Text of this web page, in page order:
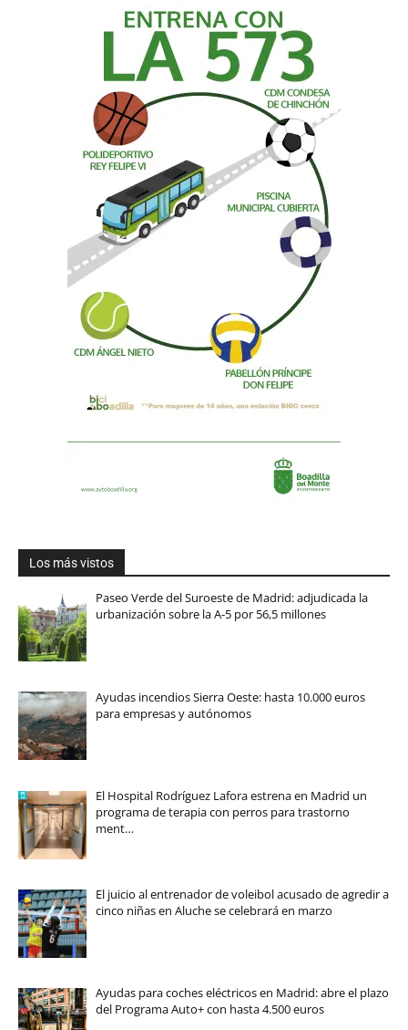
Los más vistos
Paseo Verde del Suroeste de Madrid: adjudicada la
urbanización sobre la A-5 por 56,5 millones
Ayudas incendios Sierra Oeste: hasta 10.000 euros
para empresas y autónomos
El Hospital Rodríguez Lafora estrena en Madrid un
programa de terapia con perros para trastorno
ment…
El juicio al entrenador de voleibol acusado de agredir a
cinco niñas en Aluche se celebrará en marzo
Ayudas para coches eléctricos en Madrid: abre el plazo
del Programa Auto+ con hasta 4.500 euros